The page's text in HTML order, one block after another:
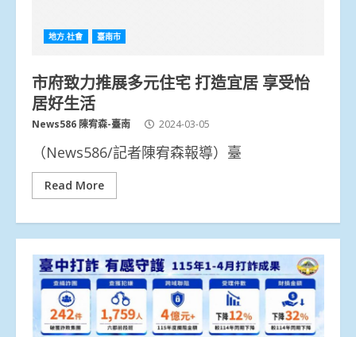
地方.社會 臺南市
市府致力推展多元住宅 打造宜居 享受怡
居好生活
News586 陳宥森-臺南 2024-03-05
（News586/記者陳宥森報導）臺
Read More